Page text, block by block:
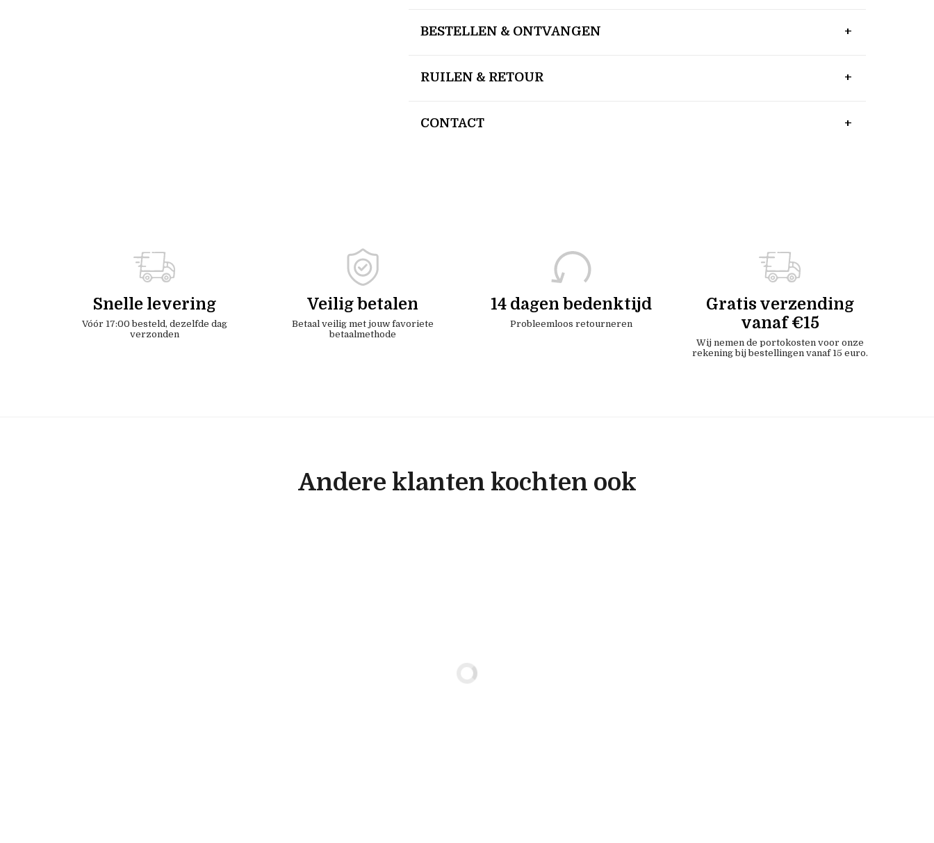
BESTELLEN & ONTVANGEN
RUILEN & RETOUR
CONTACT
Snelle levering
Vóór 17:00 besteld, dezelfde dag
verzonden
Veilig betalen
Betaal veilig met jouw favoriete
betaalmethode
14 dagen bedenktijd
Probleemloos retourneren
Gratis verzending
vanaf €15
Wij nemen de portokosten voor onze
rekening bij bestellingen vanaf 15 euro.
Andere klanten kochten ook